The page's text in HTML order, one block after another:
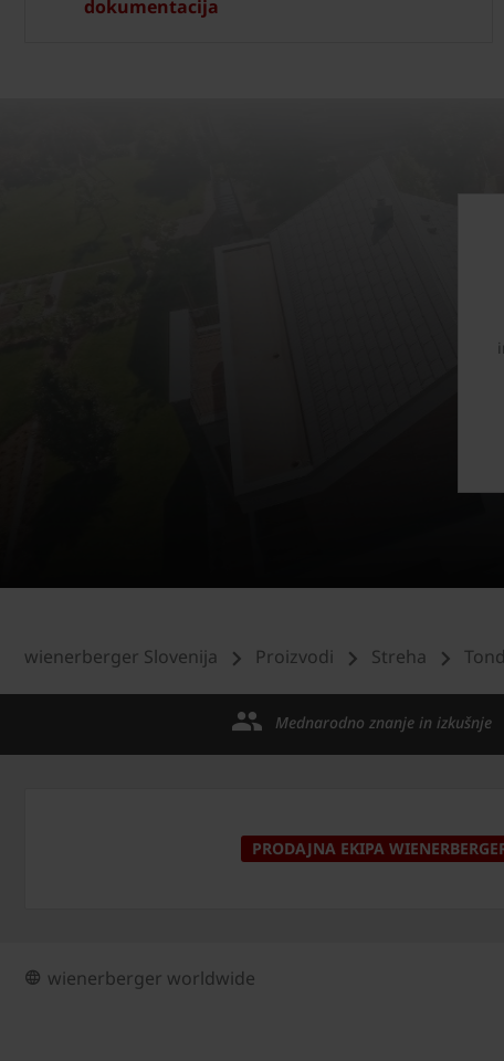
dokumentacija
wienerberger Slovenija Proizvodi Streha
Mednarodno znanje in izkušnje
PRODAJNA EKIPA
wienerberger worldwide